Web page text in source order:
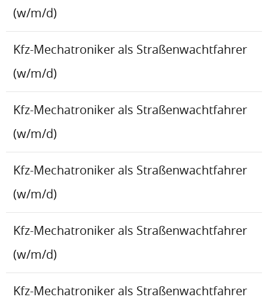
(w/m/d)
Kfz-Mechatroniker als Straßenwachtfahrer
(w/m/d)
Kfz-Mechatroniker als Straßenwachtfahrer
(w/m/d)
Kfz-Mechatroniker als Straßenwachtfahrer
(w/m/d)
Kfz-Mechatroniker als Straßenwachtfahrer
(w/m/d)
Kfz-Mechatroniker als Straßenwachtfahrer